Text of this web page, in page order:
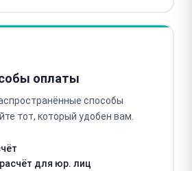
оплаты
способы
тот, который удобен вам.
для юр. лиц